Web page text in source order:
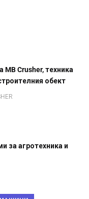
MB Crusher, техника
обект
за агротехника и